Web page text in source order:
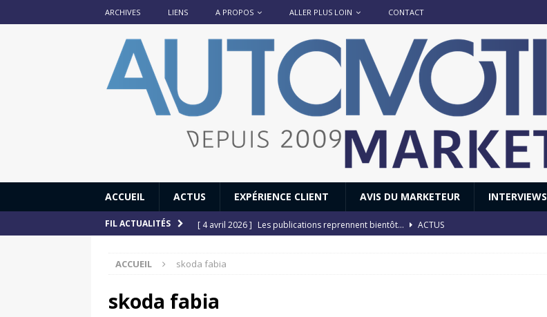
ARCHIVES LIENS A PROPOS ALLER PLUS LOIN CONTACT
ACCUEIL ACTUS EXPÉRIENCE CLIENT AVIS DU MARKETEUR INTERVIEWS
FIL ACTUALITÉS [ 4 avril 2026 ] Les publications reprennent bientôt…
ACTUS
[ 12 juillet 2025 ]
[ 6 juillet 2025 ]
ACCUEIL skoda fabia
skoda fabia